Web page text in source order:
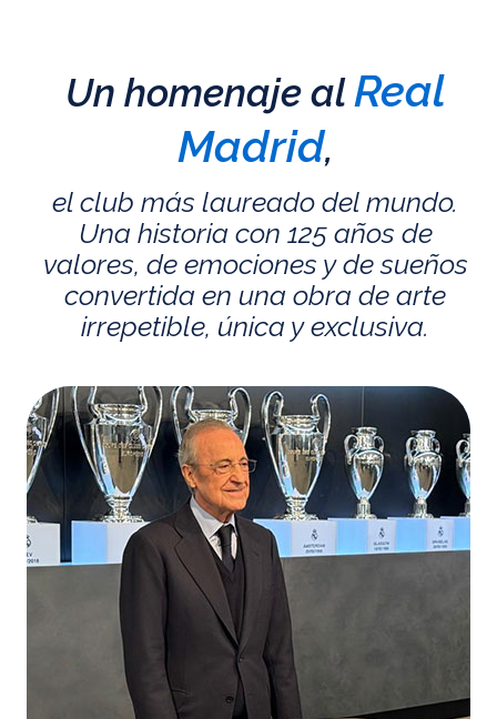
Un homenaje alReal
Madrid,
el club más laureado del mundo.
Una historia con 125 años de
valores, de emociones y de sueños
convertida en una obra de arte
irrepetible, única y exclusiva.